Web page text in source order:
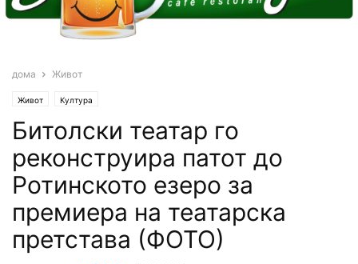
дома Живот
Живот Култура
Битолски театар го
реконструира патот до
Ротинското езеро за
премиера на театарска
претстава (ФОТО)